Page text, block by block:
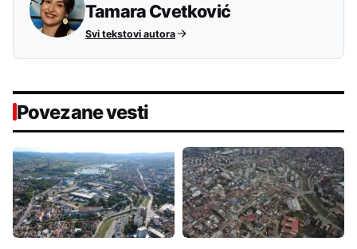
Tamara Cvetković
Svi tekstovi autora
Povezane vesti